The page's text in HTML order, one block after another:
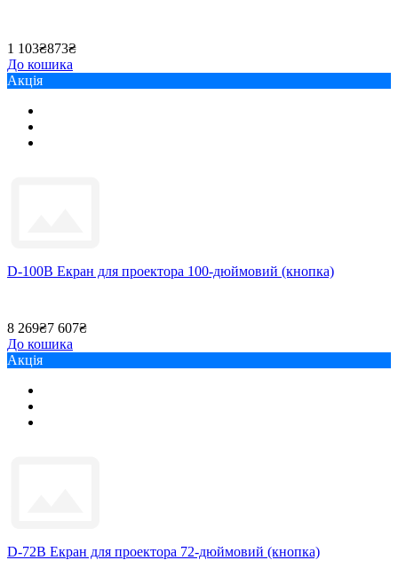
1 103₴873₴
До кошика
Акція
D-100B Екран для проектора 100-дюймовий (кнопка)
8 269₴7 607₴
До кошика
Акція
D-72B Екран для проектора 72-дюймовий (кнопка)